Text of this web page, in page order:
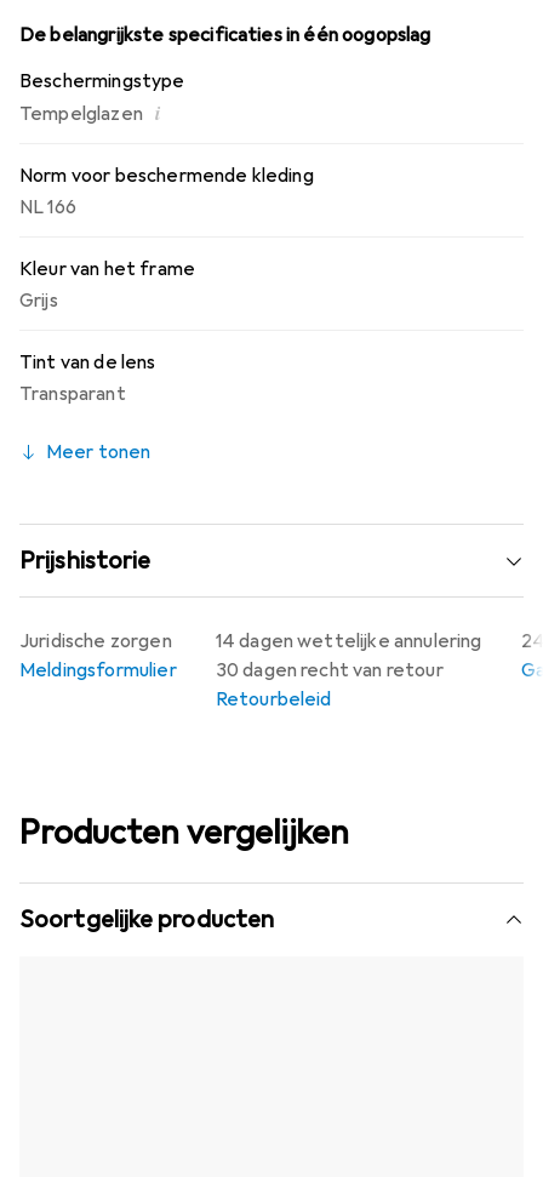
De belangrijkste specificaties in één oogopslag
Beschermingstype
Tempelglazen i
Norm voor beschermende kleding
NL 166
Kleur van het frame
Grijs
Tint van de lens
Transparant
Meer tonen
Prijshistorie
14 dagen wettelijke annulering
30 dagen recht van retour
Retourbeleid
Juridische zorgen
Meldingsformulier
Producten vergelijken
Soortgelijke producten